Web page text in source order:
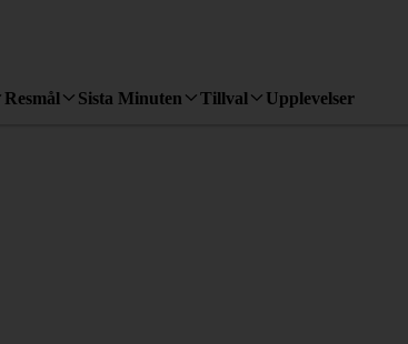
Resmål Sista Minuten Tillval Upplevelser